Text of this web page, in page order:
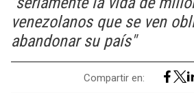
venezolanos que se ven
abandonar su país"
Compartir en: